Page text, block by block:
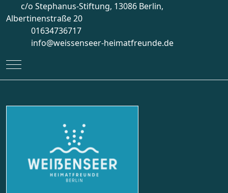
c/o Stephanus-Stiftung, 13086 Berlin,
Albertinenstraße 20
01634736717
info@weissenseer-heimatfreunde.de
Mobile Menu Toggle